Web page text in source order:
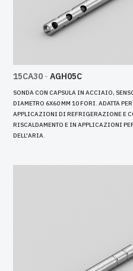
15CA30 - AGH05C
SONDA CON CAPSULA IN ACCIAIO,
DIAMETRO 6X60 MM 10 FORI. ADATTA
APPLICAZIONI DI REFRIGERAZIONE E
RISCALDAMENTO E IN APPLICAZIONI
DELL'ARIA.